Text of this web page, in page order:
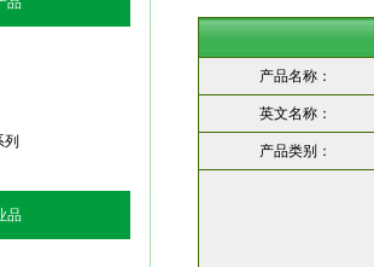
品
产品名称：
英文名称：
产品类别：